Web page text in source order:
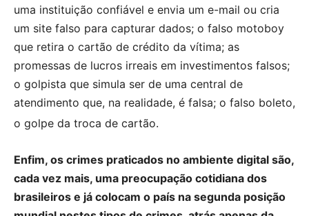
uma instituição confiável e envia um e-mail ou cria
um site falso para capturar dados; o falso motoboy
que retira o cartão de crédito da vítima; as
promessas de lucros irreais em investimentos falsos;
o golpista que simula ser de uma central de
atendimento que, na realidade, é falsa; o falso boleto,
o golpe da troca de cartão.
Enfim, os crimes praticados no ambiente digital são,
cada vez mais, uma preocupação cotidiana dos
brasileiros e já colocam o país na segunda posição